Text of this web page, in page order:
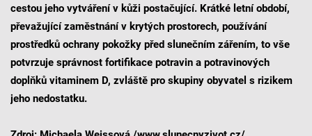
cestou jeho vytváření v kůži postačující. Krátké letní období,
převažující zaměstnání v krytých prostorech, používání
prostředků ochrany pokožky před slunečním zářením, to vše
potvrzuje správnost fortifikace potravin a potravinových
doplňků vitaminem D, zvláště pro skupiny obyvatel s rizikem
jeho nedostatku.